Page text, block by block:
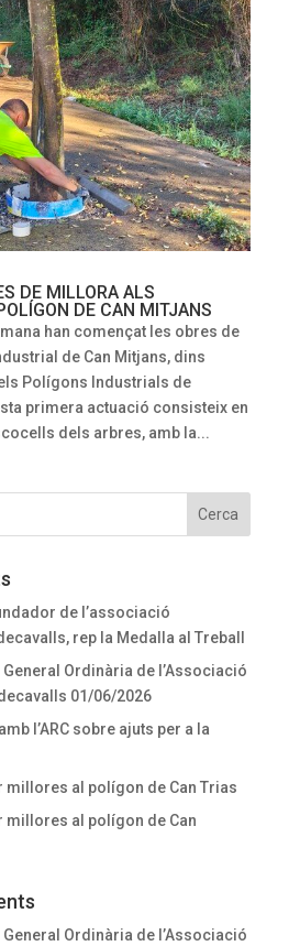
DE MILLORA ALS
DE CAN MITJANS
han començat les obres de
de Can Mitjans, dins
Polígons Industrials de
primera actuació consisteix en
dels arbres, amb la...
de l’associació
rep la Medalla al Treball
Ordinària de l’Associació
01/06/2026
l’ARC sobre ajuts per a la
millores al polígon de Can Trias
millores al polígon de Can
Ordinària de l’Associació